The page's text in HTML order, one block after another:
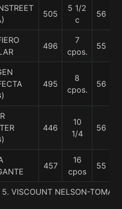
505
5 1/2
c
56
496
7
cpos.
55
495
8
cpos.
56
446
10
1/4
56
457
16
cpos
55
VISCOUNT NELSON-